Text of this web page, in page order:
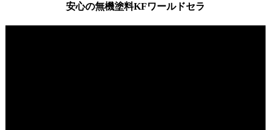
安心の無機塗料KFワールドセラ